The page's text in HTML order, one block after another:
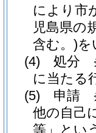
により市
児島県の
含む。)を
(4)
処分
に当たる
(5)
申請
他の自己
等」とい